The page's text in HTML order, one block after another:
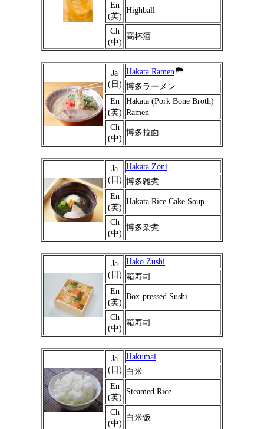
En
(英)
Highball
Ch
(中)
高杯酒
Ja
(日)
Hakata Ramen
博多ラーメン
En
(英)
Hakata (Pork Bone Broth)
Ramen
Ch
(中)
博多拉面
Ja
(日)
Hakata Zoni
博多雑煮
En
(英)
Hakata Rice Cake Soup
Ch
(中)
博多杂煮
Ja
(日)
Hako Zushi
箱寿司
En
(英)
Box-pressed Sushi
Ch
(中)
箱寿司
Ja
(日)
Hakumai
白米
En
(英)
Steamed Rice
Ch
(中)
白米饭